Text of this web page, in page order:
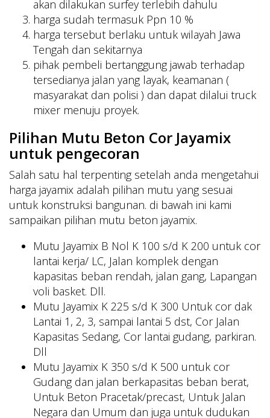
akan dilakukan surfey terlebih dahulu
harga sudah termasuk Ppn 10 %
harga tersebut berlaku untuk wilayah Jawa
Tengah dan sekitarnya
pihak pembeli bertanggung jawab terhadap
tersedianya jalan yang layak, keamanan (
masyarakat dan polisi ) dan dapat dilalui truck
mixer menuju proyek.
Pilihan Mutu Beton Cor Jayamix
untuk pengecoran
Salah satu hal terpenting setelah anda mengetahui
harga jayamix adalah pilihan mutu yang sesuai
untuk konstruksi bangunan. di bawah ini kami
sampaikan pilihan mutu beton jayamix.
Mutu Jayamix B Nol K 100 s/d K 200 untuk cor
lantai kerja/ LC, Jalan komplek dengan
kapasitas beban rendah, jalan gang, Lapangan
voli basket. Dll.
Mutu Jayamix K 225 s/d K 300 Untuk cor dak
Lantai 1, 2, 3, sampai lantai 5 dst, Cor Jalan
Kapasitas Sedang, Cor lantai gudang, parkiran.
Dll
Mutu Jayamix K 350 s/d K 500 untuk cor
Gudang dan jalan berkapasitas beban berat,
Untuk Beton Pracetak/precast, Untuk Jalan
Negara dan Umum dan juga untuk dudukan